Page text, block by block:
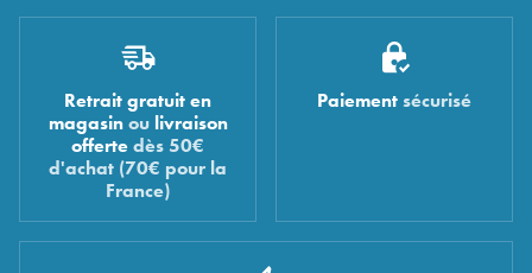
Retrait gratuit en
magasinou livraison
offerte dès 50€
d'achat (70€ pour la
France)
Paiement sécurisé